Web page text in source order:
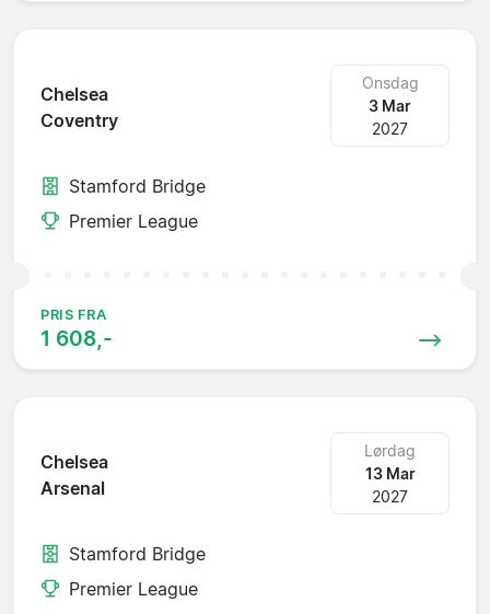
Chelsea
Coventry
Onsdag
3 Mar
2027
Stamford Bridge
Premier League
PRIS FRA
1 608,-
Chelsea
Arsenal
Lørdag
13 Mar
2027
Stamford Bridge
Premier League